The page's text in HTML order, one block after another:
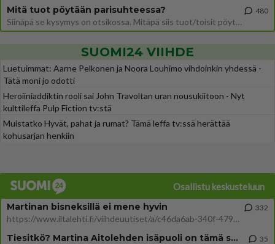
Mitä tuot pöytään parisuhteessa?
Siinäpä se kysymys on otsikossa. Mitäpä siis tuot/toisit pöytään parisuhteessa? Oletko mies vai nainen? Koetko sen mitä
480
SUOMI24 VIIHDE
Luetuimmat: Aarne Pelkonen ja Noora Louhimo vihdoinkin yhdessä -
Tätä moni jo odotti
Heroiiniaddiktin rooli sai John Travoltan uran nousukiitoon - Nyt
kulttileffa Pulp Fiction tv:stä
Muistatko Hyvät, pahat ja rumat? Tämä leffa tv:ssä herättää
kohusarjan henkiin
Osallistu keskusteluun
Martinan bisneksillä ei mene hyvin
https://www.iltalehti.fi/viihdeuutiset/a/c46da6ab-340f-4790-aaa7-0865eed2336 Yrityksen konkurssihakemus on tullut kärä
332
Tiesitkö? Martina Aitolehden isäpuoli on tämä suosittu laulaja 35